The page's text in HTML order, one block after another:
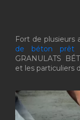
Fort de plusieurs
de béton prêt
GRANULATS
et les particuliers